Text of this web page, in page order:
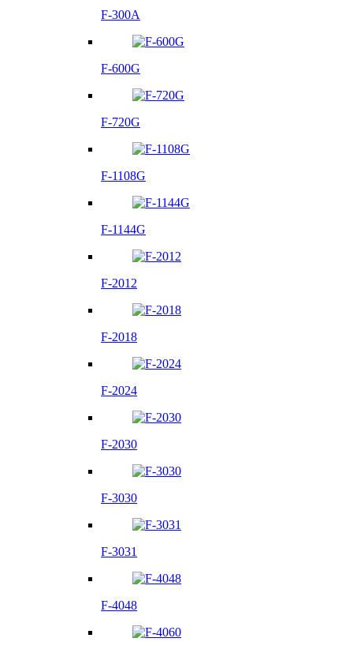
F-300A
F-600G
F-720G
F-1108G
F-1144G
F-2012
F-2018
F-2024
F-2030
F-3030
F-3031
F-4048